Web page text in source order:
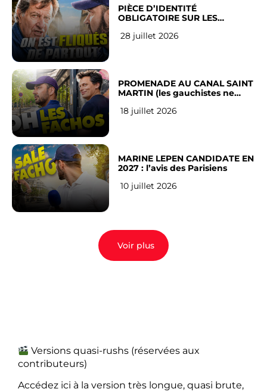
PIÈCE D’IDENTITÉ
OBLIGATOIRE SUR LES
Français
28 juillet 2026
PROMENADE AU CANAL SAINT
MARTIN (les gauchistes ne
18 juillet 2026
MARINE LEPEN CANDIDATE EN
2027 : l’avis des Parisiens
10 juillet 2026
Voir plus
Versions quasi-rushs (réservées aux
contributeurs)
Accédez ici à la version très longue, quasi brute,